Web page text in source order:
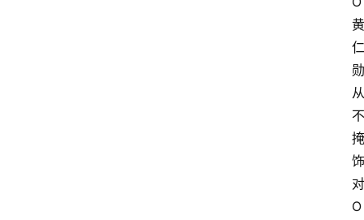
黄
仁
勋
从
不
掩
饰
对
O